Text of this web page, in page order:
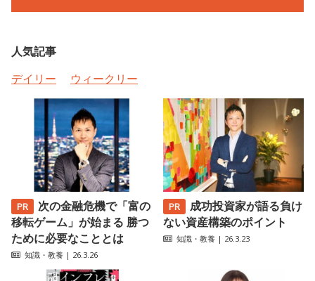
人気記事
デイリー
ウィークリー
次の金融危機で「富の
移転ゲーム」が始まる 勝つ
ために必要なこととは
知識・教養 | 26.3.26
成功投資家が語る負け
ない資産構築のポイント
知識・教養 | 26.3.23